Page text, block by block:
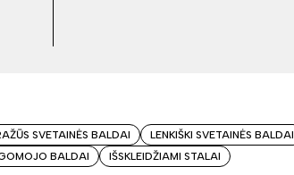
SVETAINĖS BALDAI
LENKIŠKI SVETAINĖS BALDAI
BALDAI
IŠSKLEIDŽIAMI STALAI